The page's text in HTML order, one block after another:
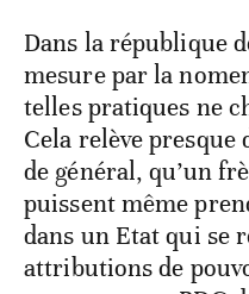
Dans la république
mesure par la
telles pratiques ne
Cela relève presque
de général, qu’un
puissent même
dans un Etat qui se
attributions de